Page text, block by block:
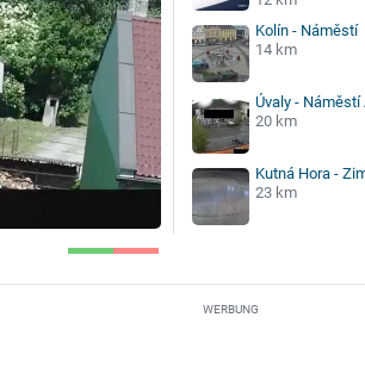
Kolín - Náměstí
14 km
Úvaly -
20 km
Kutná Hora -
23 km
WERBUNG